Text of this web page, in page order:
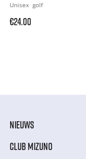
Unisex golf
€24.00
NIEUWS
CLUB MIZUNO